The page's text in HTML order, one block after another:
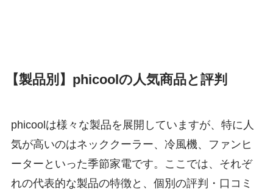
【製品別】phicoolの人気商品と評判
phicoolは様々な製品を展開していますが、特に人
気が高いのはネッククーラー、冷風機、ファンヒ
ーターといった季節家電です。ここでは、それぞ
れの代表的な製品の特徴と、個別の評判・口コミ